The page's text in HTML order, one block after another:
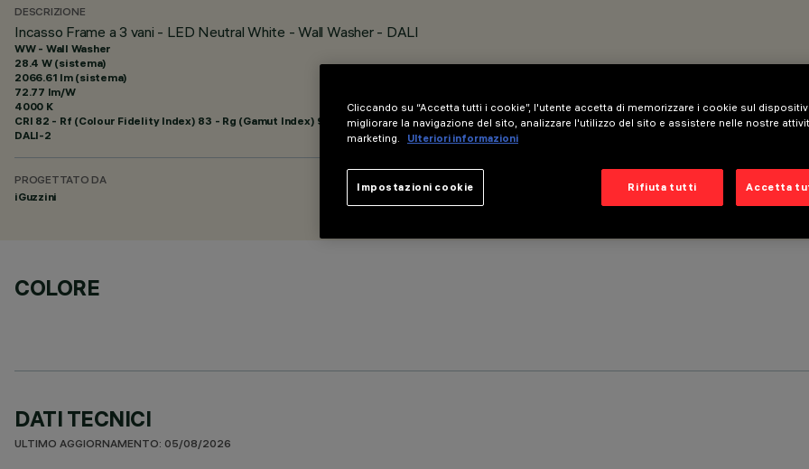
DESCRIZIONE
Incasso Frame a 3 vani - LED Neutral White - Wall Washer - DALI
WW - Wall Washer
28.4 W (sistema)
2066.61 lm (sistema)
72.77 lm/W
4000 K
CRI 82 - Rf (Colour Fidelity Index) 83 - Rg (Gamut Index) 94
DALI-2
PROGETTATO DA
iGuzzini
COLORE
DATI TECNICI
ULTIMO AGGIORNAMENTO: 05/08/2026
Cliccando su “Accetta tutti i cookie”, l'utente accetta di memorizzare i cookie sul
migliorare la navigazione del sito, analizzare l'utilizzo del sito e assistere nelle nostre
marketing.
Ulteriori informazioni
Rifiuta tutti Accetta
Impostazioni cookie